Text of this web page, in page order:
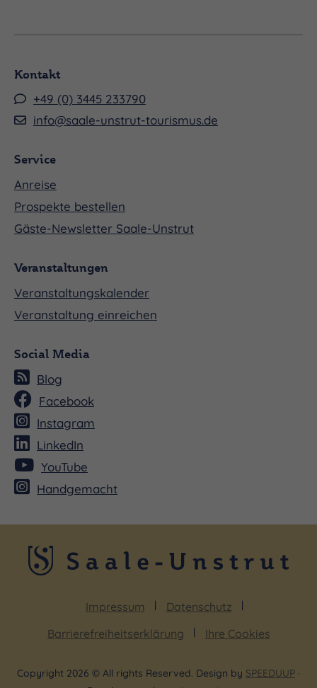
Kontakt
+49 (0) 3445 233790
info@saale-unstrut-tourismus.de
Service
Anreise
Prospekte bestellen
Gäste-Newsletter Saale-Unstrut
Veranstaltungen
Veranstaltungskalender
Veranstaltung einreichen
Social Media
Blog
Facebook
Instagram
LinkedIn
YouTube
Handgemacht
Impressum
Datenschutz
Barrierefreiheitserklärung
Ihre Cookies
Copyright 2026 © All rights Reserved. Design by SPEEDUUP ·